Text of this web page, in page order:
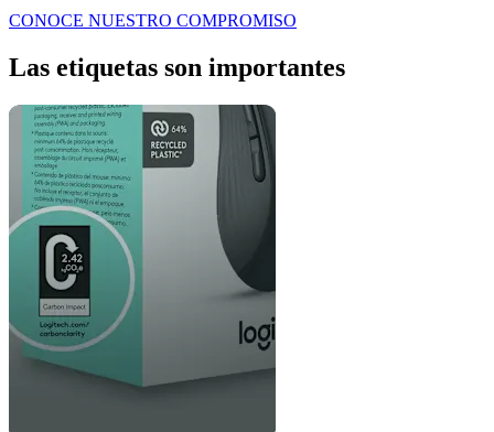
CONOCE NUESTRO COMPROMISO
Las etiquetas son importantes